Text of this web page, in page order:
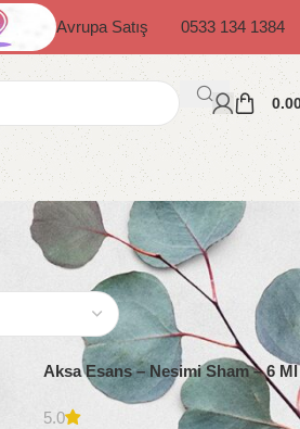
Avrupa Satış 0533 134 1384
Aksa Esans – Nesimi Sham – 6 Ml
5.0